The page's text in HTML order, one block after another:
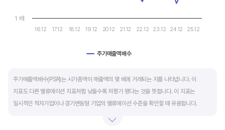
주가매출액배수
16.12 17.12 18.12 19.12 20.12 21.12 22.12 23.12 24.12 25.12
1 배
주가매출액배수(PSR)는 시가총액이 매출액의 몇 배에 거래되는 지를 나타냅니다. 이
지표도 다른 밸류에이션 지표처럼 낮을수록 저평가 됐다는 것을 뜻합니다. 이 지표는
일시적인 적자기업이나 경기변동형 기업의 밸류에이션 수준을 확인할 때 유용합니다.